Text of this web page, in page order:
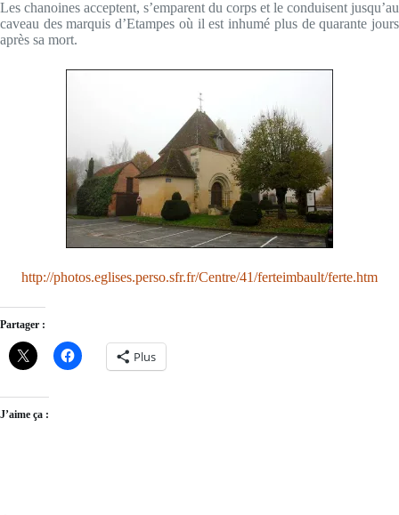
Les chanoines acceptent, s’emparent du corps et le conduisent jusqu’au
caveau des marquis d’Etampes où il est inhumé plus de quarante jours
après sa mort.
http://photos.eglises.perso.sfr.fr/Centre/41/ferteimbault/ferte.htm
Partager :
Plus
J’aime ça :